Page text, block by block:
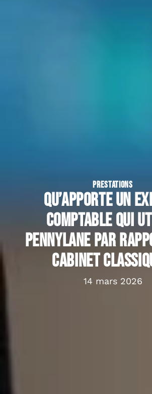
PRESTATIONS
Qu’apporte un
comptable qui
Pennylane par
cabinet
14 mars 2026